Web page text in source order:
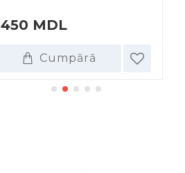
450 MDL
Cumpără